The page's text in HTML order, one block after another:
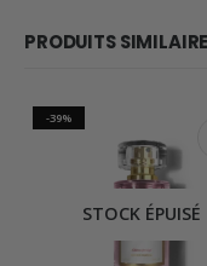
PRODUITS
-39%
STOCK ÉPUISÉ